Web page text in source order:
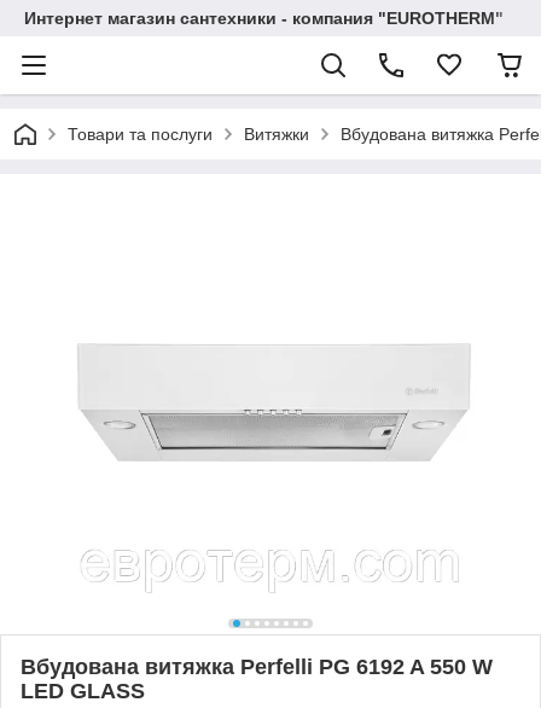
Интернет магазин сантехники - компания "EUROTHERM"
Товари та послуги Витяжки Вбудована витяжка
Вбудована витяжка Perfelli PG 6192 A 550 W
LED GLASS